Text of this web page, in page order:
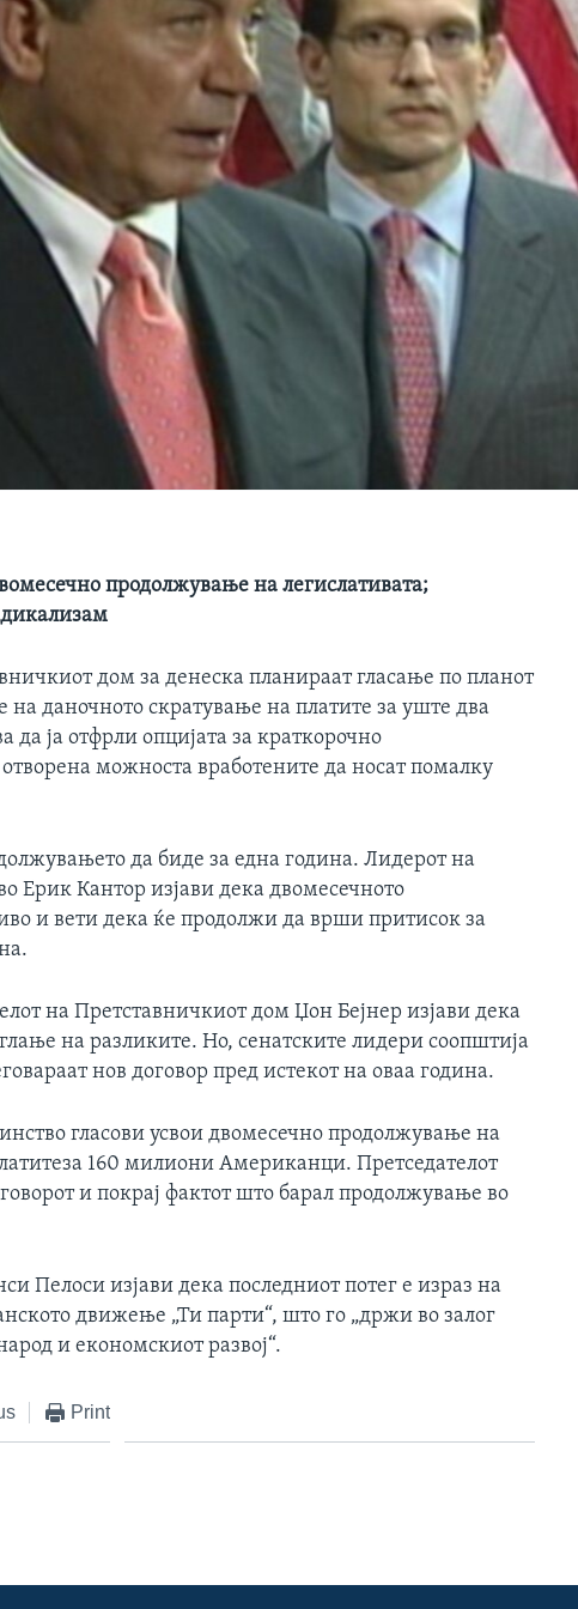
продолжување на легислативата;
дом за денеска планираат гласање по планот
даночното скратување на платите за уште два
да ја отфрли опцијата за краткорочно
можноста вработените да носат помалку
да биде за една година. Лидерот на
Ерик Кантор изјави дека двомесечното
и вети дека ќе продолжи да врши притисок за
на Претставничкиот дом Џон Бејнер изјави дека
на разликите. Но, сенатските лидери соопштија
нов договор пред истекот на оваа година.
гласови усвои двомесечно продолжување на
160 милиони Американци. Претседателот
и покрај фактот што барал продолжување во
Пелоси изјави дека последниот потег е израз на
движење „Ти парти“, што го „држи во залог
и економскиот развој“.
Print